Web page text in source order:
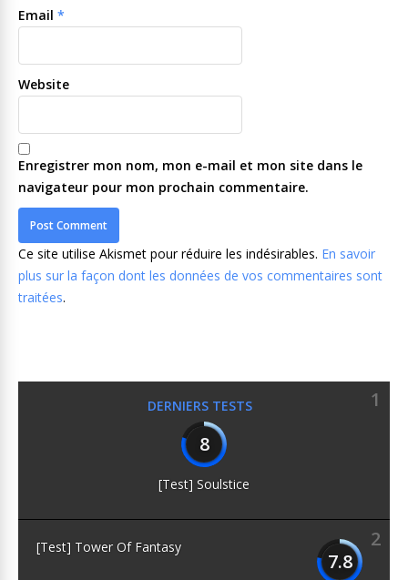
Email *
Website
Enregistrer mon nom, mon e-mail et mon site dans le
navigateur pour mon prochain commentaire.
Ce site utilise Akismet pour réduire les indésirables. En savoir
plus sur la façon dont les données de vos commentaires sont
traitées.
DERNIERS TESTS
1
8
[Test] Soulstice
2
7.8
[Test] Tower Of Fantasy